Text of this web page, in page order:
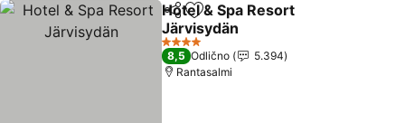
Deli Dodati u favorite
Hotel & Spa Resort
Järvisydän
Pogledaj cene
4 Zvezdice
8,5 Odlično
5.394
Rantasalmi